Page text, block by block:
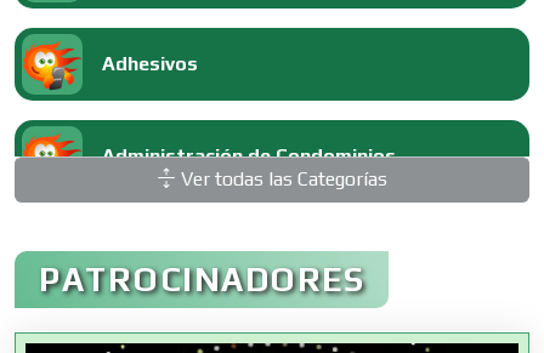
Adhesivos
Administración de Condominios
Administración de Empresas
Agencias Aduanales
Ver todas las Categorías
PATROCINADORES